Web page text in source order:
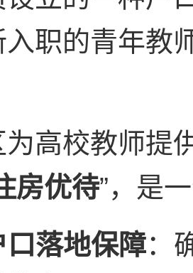
职的青年教
为高校教师提
房优待”，是
口落地保障：